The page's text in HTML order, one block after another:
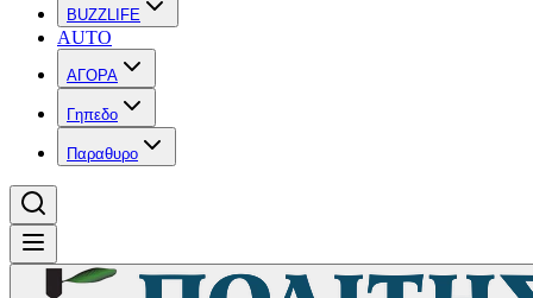
BUZZLIFE
AUTO
ΑΓΟΡΑ
Γηπεδο
Παραθυρο